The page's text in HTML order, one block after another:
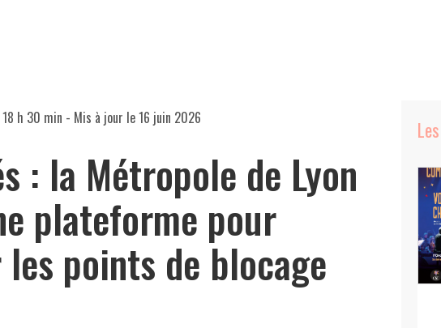
h 30 min - Mis à jour le16 juin 2026
: la Métropole de Lyon
plateforme pour
points de blocage